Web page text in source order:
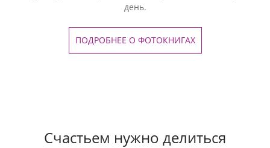
день.
ПОДРОБНЕЕ О ФОТОКНИГАХ
Счастьем нужно делиться